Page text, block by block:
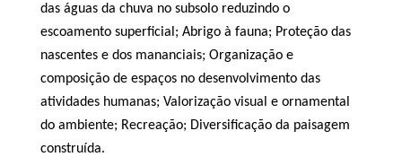
das águas da chuva no subsolo reduzindo o
escoamento superficial; Abrigo à fauna; Proteção das
nascentes e dos mananciais; Organização e
composição de espaços no desenvolvimento das
atividades humanas; Valorização visual e ornamental
do ambiente; Recreação; Diversificação da paisagem
construída.